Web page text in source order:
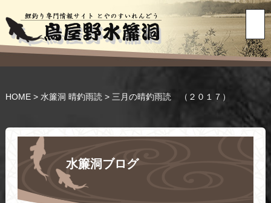
HOME> 水簾洞 晴釣雨読 > 三月の晴釣雨読 （２０１７）
水簾洞ブログ